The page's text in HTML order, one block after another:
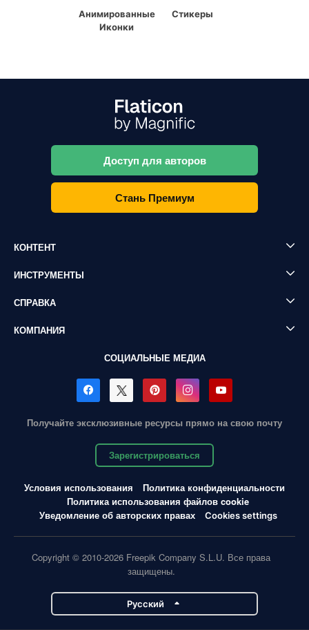
Анимированные
Иконки
Стикеры
Доступ для авторов
Стань Премиум
КОНТЕНТ
ИНСТРУМЕНТЫ
СПРАВКА
КОМПАНИЯ
СОЦИАЛЬНЫЕ МЕДИА
Получайте эксклюзивные ресурсы прямо на свою почту
Зарегистрироваться
Условия использования
Политика конфиденциальности
Политика использования файлов cookie
Уведомление об авторских правах
Cookies settings
Copyright © 2010-2026 Freepik Company S.L.U. Все права
защищены.
Pусский